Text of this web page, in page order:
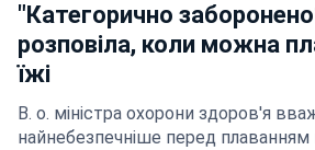
"Категорично
розповіла, коли можна
їжі
В. о. міністра охорони здоров'я
найнебезпечніше перед